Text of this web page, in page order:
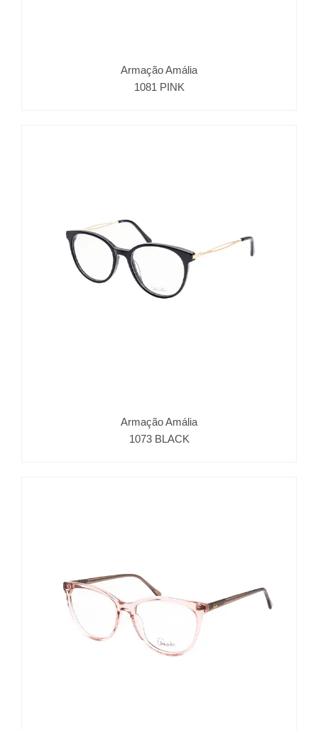
Armação Amália
1081 PINK
Armação Amália
1073 BLACK